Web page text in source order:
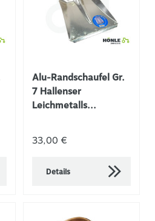
Alu-Randschaufel Gr.
7 Hallenser
Leichmetalls...
33,00 €
Details